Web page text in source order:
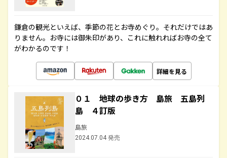
鎌倉の観光といえば、季節の花とお寺めぐり。それだけではあ
りません。お寺には御朱印があり、これに触れればお寺の全て
がわかるのです！
詳細を見る
０１ 地球の歩き方 島旅 五島列
島 ４訂版
島旅
2024.07.04 発売